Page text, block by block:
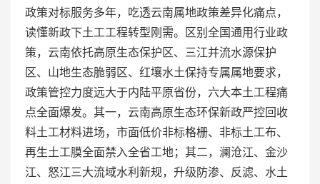
政策对标服务多年，吃透云南属地政策差异化痛点，
读懂新政下土工工程转型刚需。区别全国通用行业政
策，云南依托高原生态保护区、三江并流水源保护
区、山地生态脆弱区、红壤水土保持专属属地要求，
政策管控力度远大于内陆平原省份，六大本土工程痛
点全面爆发。其一，云南高原生态环保新政严控回收
料土工材料进场，市面低价非标格栅、非标土工布、
再生土工膜全面禁入全省工地；其二，澜沧江、金沙
江、怒江三大流域水利新规，升级防渗、反滤、水土